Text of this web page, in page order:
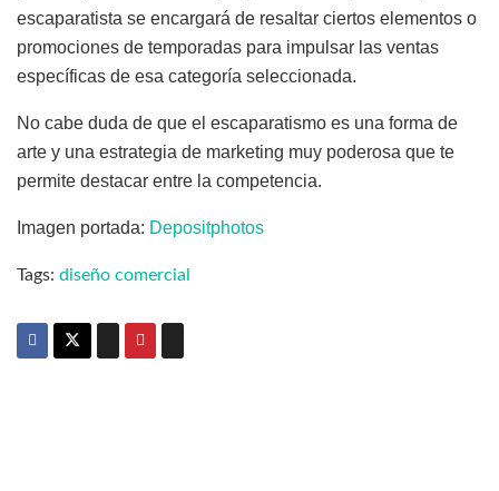
escaparatista se encargará de resaltar ciertos elementos o
promociones de temporadas para impulsar las ventas
específicas de esa categoría seleccionada.
No cabe duda de que el escaparatismo es una forma de
arte y una estrategia de marketing muy poderosa que te
permite destacar entre la competencia.
Imagen portada: Depositphotos
Tags: diseño comercial